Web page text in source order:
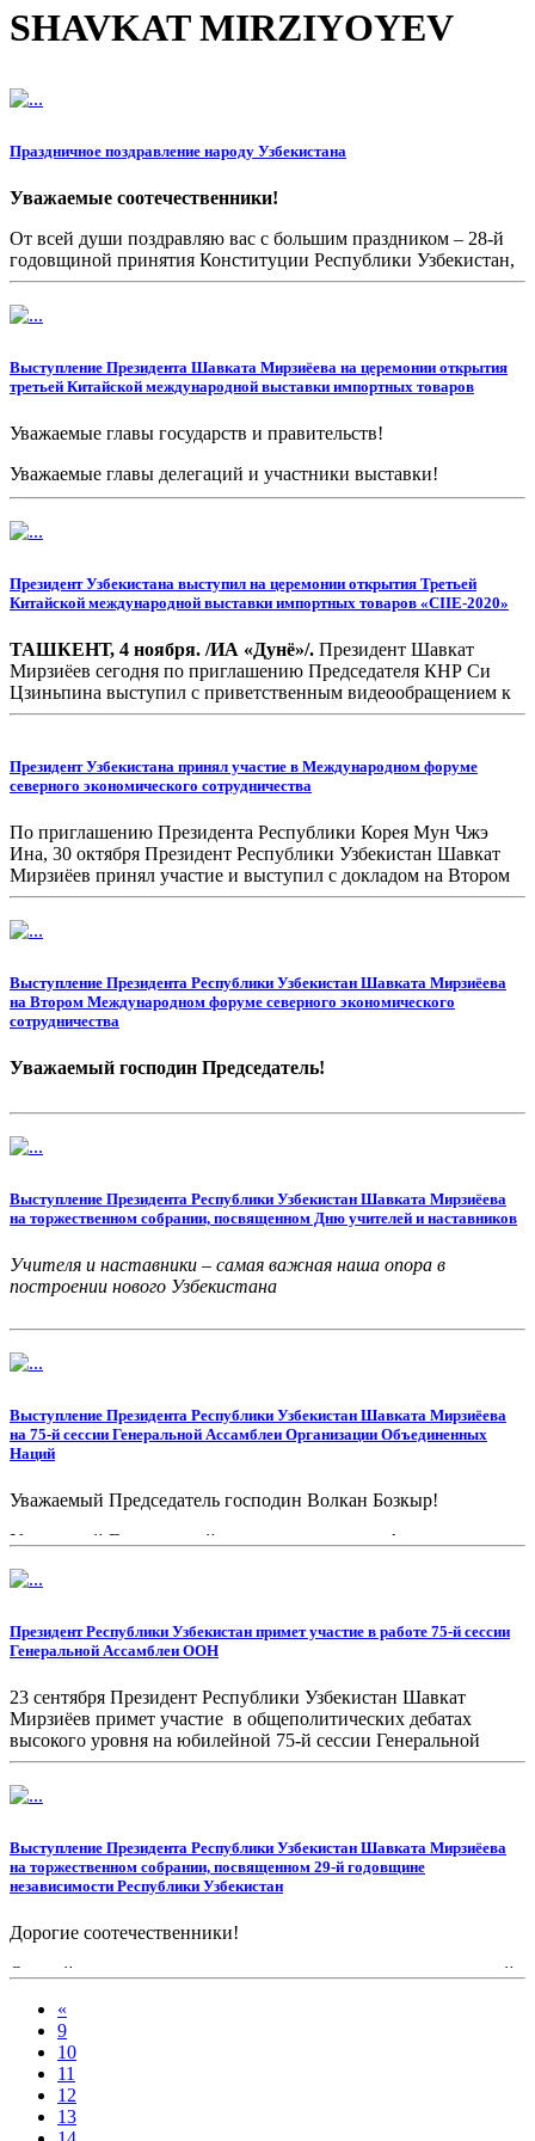
SHAVKAT MIRZIYOYEV
Праздничное поздравление народу Узбекистана
Уважаемые соотечественники!
От всей души поздравляю вас с большим праздником – 28-й
годовщиной принятия Конституции Республики Узбекистан,
выражаю вам свое глубокое уважение и наилучшие
пожелания.
Выступление Президента Шавката Мирзиёева на церемонии открытия
третьей Китайской международной выставки импортных товаров
Уважаемые главы государств и правительств!
Уважаемые главы делегаций и участники выставки!
Президент Узбекистана выступил на церемонии открытия Третьей
Китайской международной выставки импортных товаров «CIIE-2020»
ТАШКЕНТ, 4 ноября. /ИА «Дунё»/. Президент Шавкат
Мирзиёев сегодня по приглашению Председателя КНР Си
Цзиньпина выступил с приветственным видеообращением к
участникам церемонии открытия третьей Китайской
городе Шанхае, сообщает корреспондент ИА «Дунё».
Президент Узбекистана принял участие в Международном форуме
северного экономического сотрудничества
По приглашению Президента Республики Корея Мун Чжэ
Ина, 30 октября Президент Республики Узбекистан Шавкат
Мирзиёев принял участие и выступил с докладом на Втором
Международном форуме северного экономического
сотрудничества, который прошел в городе Сеуле в формате
видеоконференции.
Выступление Президента Республики Узбекистан Шавката Мирзиёева
на Втором Международном форуме северного экономического
сотрудничества
Уважаемый господин Председатель!
Выступление Президента Республики Узбекистан Шавката Мирзиёева
на торжественном собрании, посвященном Дню учителей и наставников
Учителя и наставники – самая важная наша опора в
построении нового Узбекистана
Выступление Президента Республики Узбекистан Шавката Мирзиёева
на 75-й сессии Генеральной Ассамблеи Организации Объединенных
Наций
Уважаемый Председатель господин Волкан Бозкыр!
Уважаемый Генеральный секретарь господин Антониу
Президент Республики Узбекистан примет участие в работе 75-й сессии
Генеральной Ассамблеи ООН
23 сентября Президент Республики Узбекистан Шавкат
Мирзиёев примет участие в общеполитических дебатах
высокого уровня на юбилейной 75-й сессии Генеральной
Ассамблеи Организации Объединенных Наций.
Выступление Президента Республики Узбекистан Шавката Мирзиёева
на торжественном собрании, посвященном 29-й годовщине
независимости Республики Узбекистан
Дорогие соотечественники!
От всей души поздравляю вас, весь наш многонациональный
независимости Республики Узбекистан.
«
9
10
11
12
13